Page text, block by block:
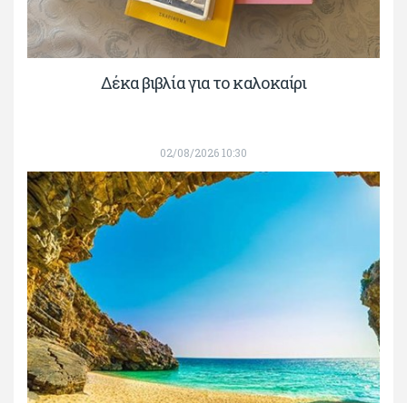
Δέκα βιβλία για το καλοκαίρι
02/08/2026 10:30